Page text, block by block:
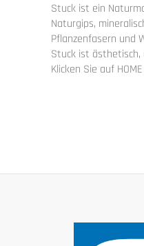
Stuck ist ein
Naturgips,
Pflanzenfasern und
Stuck ist ästhetisch,
Klicken Sie auf